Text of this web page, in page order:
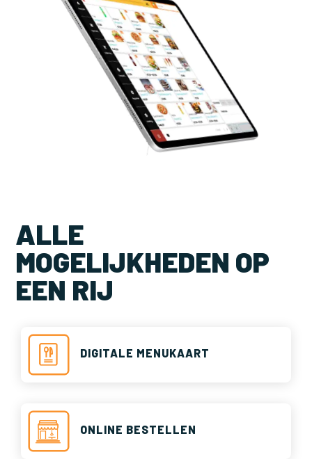
ALLE
MOGELIJKHEDEN OP
EEN RIJ
DIGITALE MENUKAART
ONLINE BESTELLEN